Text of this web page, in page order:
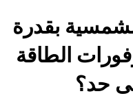
بقدرة
الطاقة
حد؟